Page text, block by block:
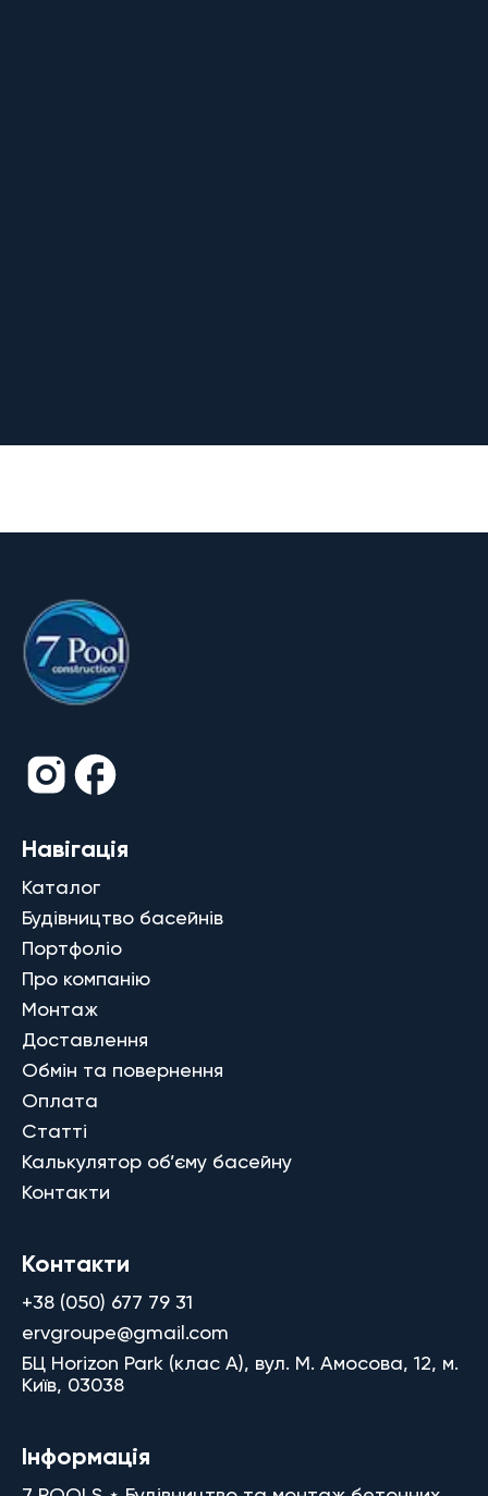
Навігація
Каталог
Будівництво басейнів
Портфоліо
Про компанію
Монтаж
Доставлення
Обмін та повернення
Оплата
Статті
Калькулятор об’єму басейну
Контакти
Контакти
+38 (050) 677 79 31
ervgroupe@gmail.com
БЦ Horizon Park (клас A), вул. М. Амосова, 12, м.
Київ, 03038
Інформація